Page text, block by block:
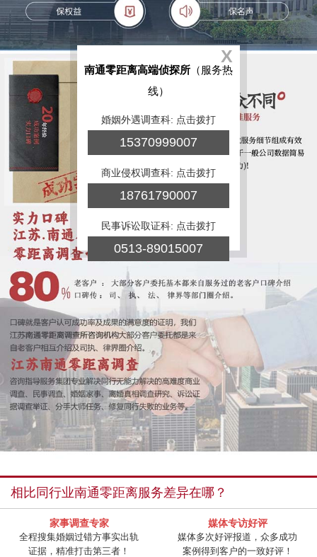
相比同行业南通零距离服务差异在哪？
家事调查专家
全程搜集婚姻过错方事实出轨
证据，精准打击第三者！
媒体专访好评
媒体多次好评报道，众多成功
案例得到客户的一致好评！
X
南通零距离高端侦探所 （服务热
线）
婚姻外遇调查科: 点击拨打
15370999007
商业侵权调查科: 点击拨打
18761790007
民事诉讼取证科: 点击拨打
0513-89015007